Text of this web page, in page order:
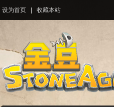
设为首页 收藏本站